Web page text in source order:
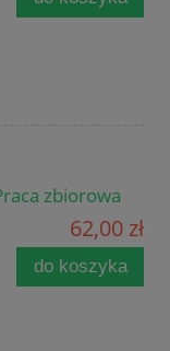
zbiorowa
62,00 zł
do koszyka